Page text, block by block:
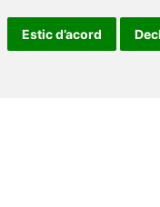
Estic d’acord